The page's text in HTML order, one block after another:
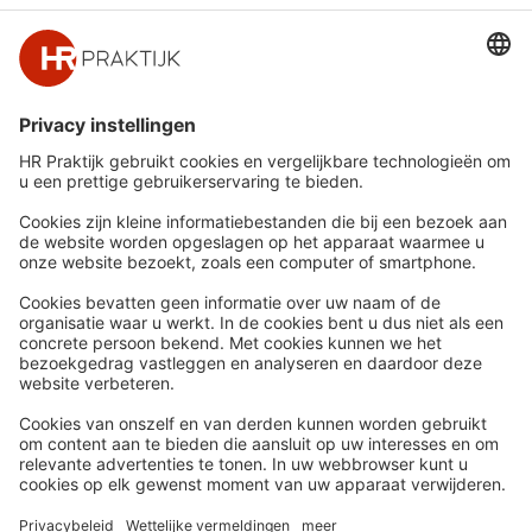
HR-communicatie effectiever maken.
Snel naar
Nieuws
Whitepapers
Webinars
Word lid
Contact
Meer
HR Academy
HR Podcast
CHRO
HR Day
Volg Ons